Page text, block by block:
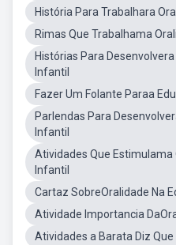
História Para Trabalhara
Rimas Que Trabalhama
Histórias Para
Infantil
Fazer Um Folante Paraa
Parlendas Para
Infantil
Atividades Que Estimulama
Infantil
Cartaz SobreOralidade Na
Atividade Importancia
Atividades a Barata Diz